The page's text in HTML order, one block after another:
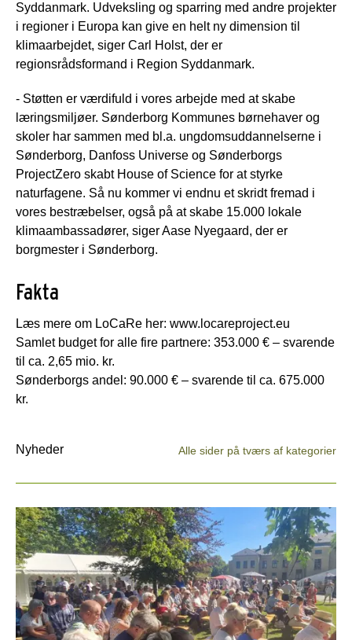
Syddanmark. Udveksling og sparring med andre projekter
i regioner i Europa kan give en helt ny dimension til
klimaarbejdet, siger Carl Holst, der er
regionsrådsformand i Region Syddanmark.
- Støtten er værdifuld i vores arbejde med at skabe
læringsmiljøer. Sønderborg Kommunes børnehaver og
skoler har sammen med bl.a. ungdomsuddannelserne i
Sønderborg, Danfoss Universe og Sønderborgs
ProjectZero skabt House of Science for at styrke
naturfagene. Så nu kommer vi endnu et skridt fremad i
vores bestræbelser, også på at skabe 15.000 lokale
klimaambassadører, siger Aase Nyegaard, der er
borgmester i Sønderborg.
Fakta
Læs mere om LoCaRe her: www.locareproject.eu
Samlet budget for alle fire partnere: 353.000 € – svarende
til ca. 2,65 mio. kr.
Sønderborgs andel: 90.000 € – svarende til ca. 675.000
kr.
Nyheder Alle sider på tværs af kategorier